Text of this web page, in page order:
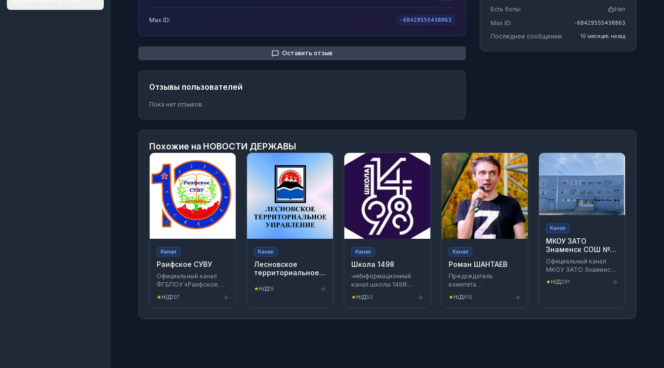
Max ID: -68429555438863
Оставить отзыв
Отзывы пользователей
Пока нет отзывов.
Есть боты:
Нет
Max ID:
-68429555438863
Последнее сообщение: 10 месяцев назад
Похожие на НОВОСТИ ДЕРЖАВЫ
Канал
Раифское СУВУ
Официальный канал
ФГБПОУ «Раифское
СУВУ закрытого типа»
Сайт https://rspu-rt.ru/
ВКонтакте
https://vk.ru/club217448394
★Н/Д107
Канал
Лесновское
территориальное
★Н/Д15
Канал
Школа 1498
📣Информационный
канал школы 1498:
сильная начальная и
основная школа,
математическая
вертикаль+,
★Н/Д50
Канал
Роман ШАНТАЕВ
Председатель
комитета
Государственного
Совета Республики
Крым по
государственному
★Н/Д415
Канал
МКОУ ЗАТО
Знаменск СОШ №
236
Официальный канал
МКОУ ЗАТО Знаменск
СОШ № 236
Актуальные новости,
★ Н/Д291